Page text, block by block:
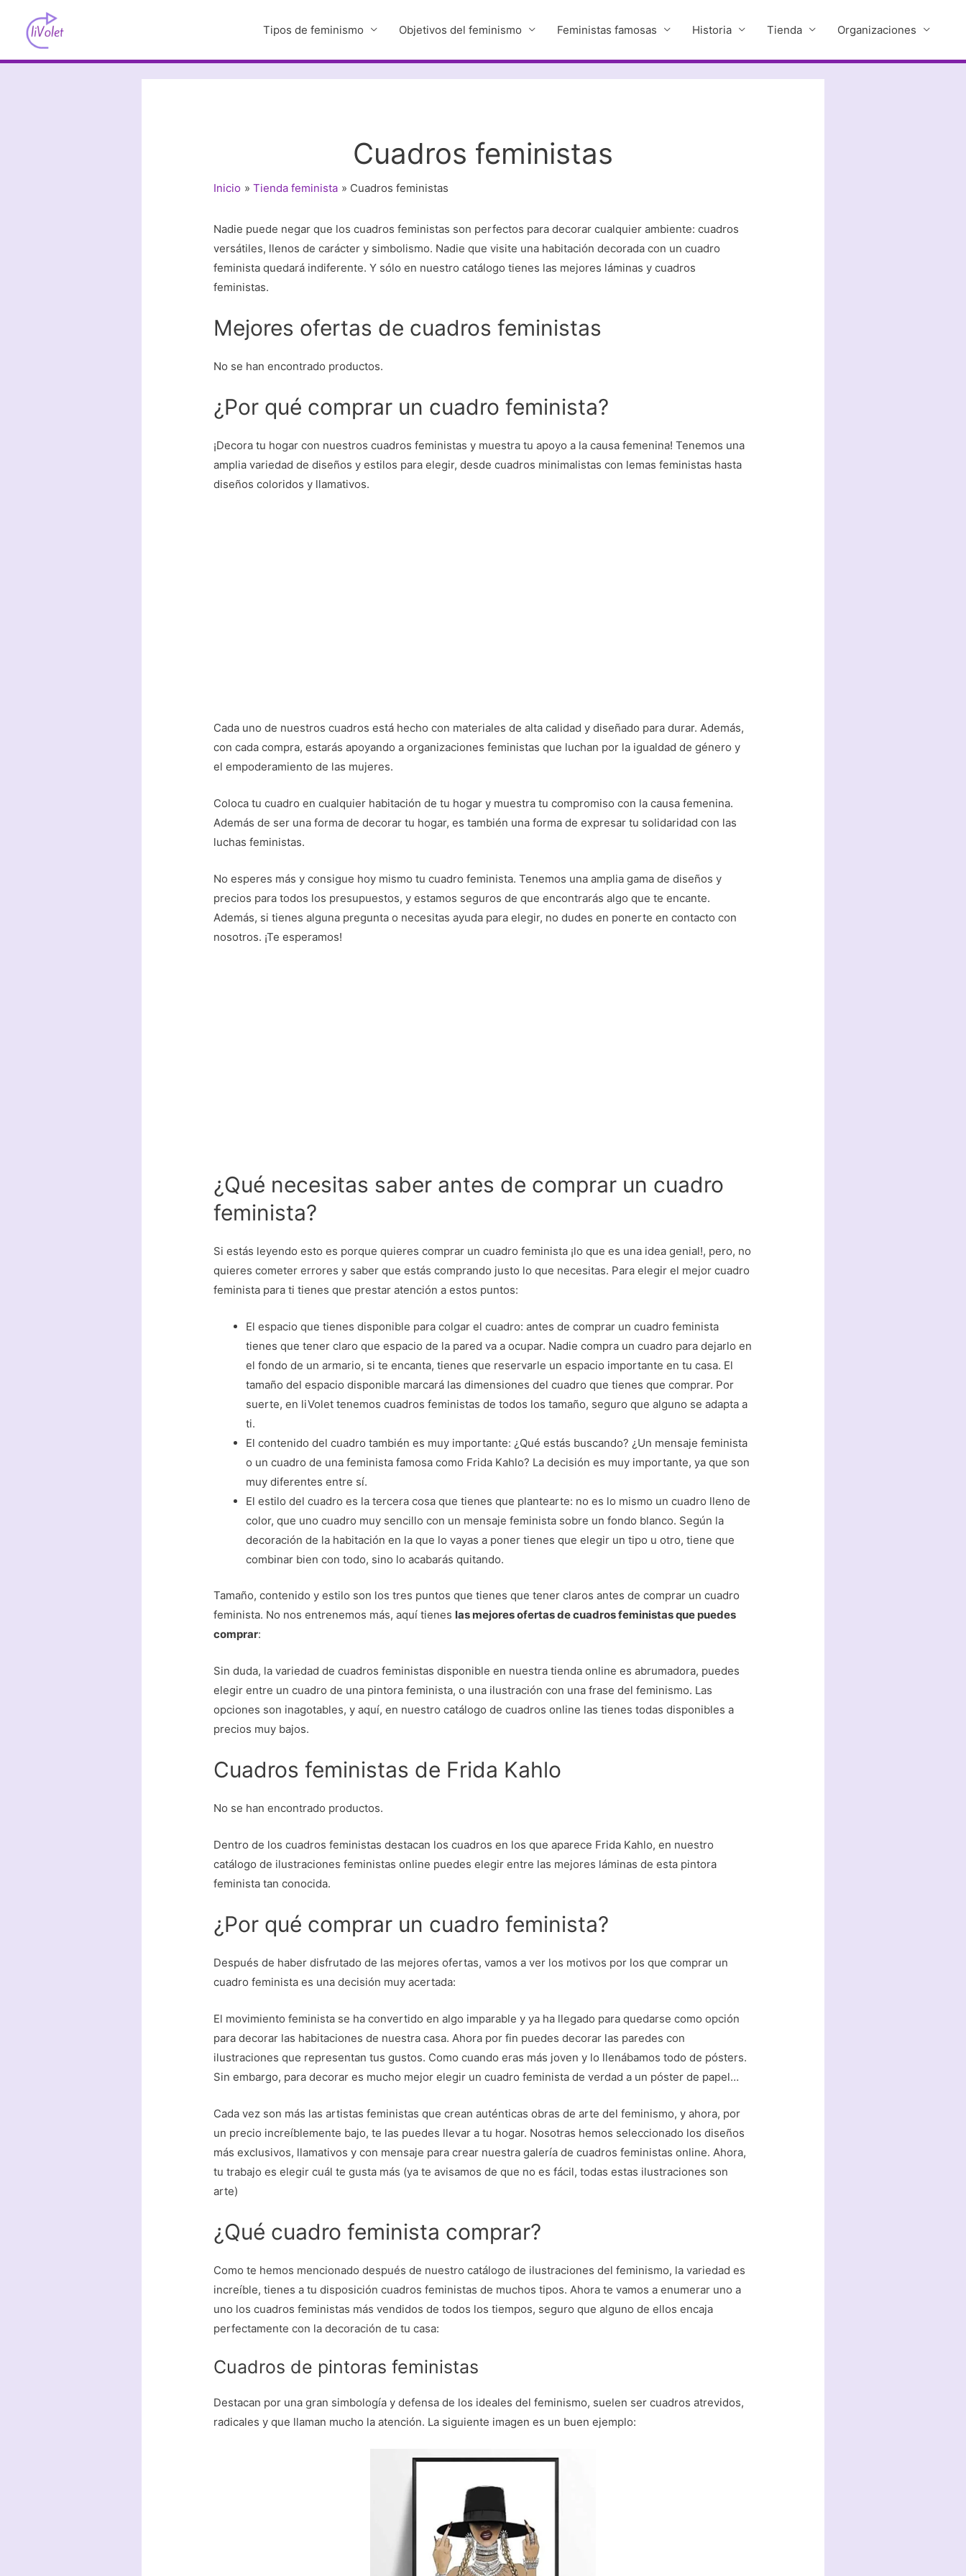
contenido
Tipos de feminismo Objetivos del feminismo Feministas famosas Historia Tienda Organizaciones
Cuadros feministas
Inicio Tienda feminista Cuadros feministas
Nadie puede negar que los cuadros feministas son perfectos para decorar cualquier ambiente: cuadros
versátiles, llenos de carácter y simbolismo. Nadie que visite una habitación decorada con un cuadro
feminista quedará indiferente. Y sólo en nuestro catálogo tienes las mejores láminas y cuadros
feministas.
Mejores ofertas de cuadros feministas
No se han encontrado productos.
¿Por qué comprar un cuadro feminista?
¡Decora tu hogar con nuestros cuadros feministas y muestra tu apoyo a la causa femenina! Tenemos una
amplia variedad de diseños y estilos para elegir, desde cuadros minimalistas con lemas feministas hasta
diseños coloridos y llamativos.
Cada uno de nuestros cuadros está hecho con materiales de alta calidad y diseñado para durar. Además,
con cada compra, estarás apoyando a organizaciones feministas que luchan por la igualdad de género y
el empoderamiento de las mujeres.
Coloca tu cuadro en cualquier habitación de tu hogar y muestra tu compromiso con la causa femenina.
Además de ser una forma de decorar tu hogar, es también una forma de expresar tu solidaridad con las
luchas feministas.
No esperes más y consigue hoy mismo tu cuadro feminista. Tenemos una amplia gama de diseños y
precios para todos los presupuestos, y estamos seguros de que encontrarás algo que te encante.
Además, si tienes alguna pregunta o necesitas ayuda para elegir, no dudes en ponerte en contacto con
nosotros. ¡Te esperamos!
¿Qué necesitas saber antes de comprar un cuadro
feminista?
Si estás leyendo esto es porque quieres comprar un cuadro feminista ¡lo que es una idea genial!, pero, no
quieres cometer errores y saber que estás comprando justo lo que necesitas. Para elegir el mejor cuadro
feminista para ti tienes que prestar atención a estos puntos:
El espacio que tienes disponible para colgar el cuadro: antes de comprar un cuadro feminista
tienes que tener claro que espacio de la pared va a ocupar. Nadie compra un cuadro para dejarlo en
el fondo de un armario, si te encanta, tienes que reservarle un espacio importante en tu casa. El
tamaño del espacio disponible marcará las dimensiones del cuadro que tienes que comprar. Por
suerte, en liVolet tenemos cuadros feministas de todos los tamaño, seguro que alguno se adapta a
ti.
El contenido del cuadro también es muy importante: ¿Qué estás buscando? ¿Un mensaje feminista
o un cuadro de una feminista famosa como Frida Kahlo? La decisión es muy importante, ya que son
muy diferentes entre sí.
El estilo del cuadro es la tercera cosa que tienes que plantearte: no es lo mismo un cuadro lleno de
color, que uno cuadro muy sencillo con un mensaje feminista sobre un fondo blanco. Según la
decoración de la habitación en la que lo vayas a poner tienes que elegir un tipo u otro, tiene que
combinar bien con todo, sino lo acabarás quitando.
Tamaño, contenido y estilo son los tres puntos que tienes que tener claros antes de comprar un cuadro
feminista. No nos entrenemos más, aquí tienes las mejores ofertas de cuadros feministas que puedes
comprar:
Sin duda, la variedad de cuadros feministas disponible en nuestra tienda online es abrumadora, puedes
elegir entre un cuadro de una pintora feminista, o una ilustración con una frase del feminismo. Las
opciones son inagotables, y aquí, en nuestro catálogo de cuadros online las tienes todas disponibles a
precios muy bajos.
Cuadros feministas de Frida Kahlo
No se han encontrado productos.
Dentro de los cuadros feministas destacan los cuadros en los que aparece Frida Kahlo, en nuestro
catálogo de ilustraciones feministas online puedes elegir entre las mejores láminas de esta pintora
feminista tan conocida.
¿Por qué comprar un cuadro feminista?
Después de haber disfrutado de las mejores ofertas, vamos a ver los motivos por los que comprar un
cuadro feminista es una decisión muy acertada:
El movimiento feminista se ha convertido en algo imparable y ya ha llegado para quedarse como opción
para decorar las habitaciones de nuestra casa. Ahora por fin puedes decorar las paredes con
ilustraciones que representan tus gustos. Como cuando eras más joven y lo llenábamos todo de pósters.
Sin embargo, para decorar es mucho mejor elegir un cuadro feminista de verdad a un póster de papel…
Cada vez son más las artistas feministas que crean auténticas obras de arte del feminismo, y ahora, por
un precio increíblemente bajo, te las puedes llevar a tu hogar. Nosotras hemos seleccionado los diseños
más exclusivos, llamativos y con mensaje para crear nuestra galería de cuadros feministas online. Ahora,
tu trabajo es elegir cuál te gusta más (ya te avisamos de que no es fácil, todas estas ilustraciones son
arte)
¿Qué cuadro feminista comprar?
Como te hemos mencionado después de nuestro catálogo de ilustraciones del feminismo, la variedad es
increíble, tienes a tu disposición cuadros feministas de muchos tipos. Ahora te vamos a enumerar uno a
uno los cuadros feministas más vendidos de todos los tiempos, seguro que alguno de ellos encaja
perfectamente con la decoración de tu casa:
Cuadros de pintoras feministas
Destacan por una gran simbología y defensa de los ideales del feminismo, suelen ser cuadros atrevidos,
radicales y que llaman mucho la atención. La siguiente imagen es un buen ejemplo: